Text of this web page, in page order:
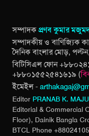
সম্পাদকপ্রণব কুমার
সম্পাদকীয় ও বাণিজ্যিক
দৈনিক বাংলার মোড়,
বিটিসিএল ফোন
+৮৮০১৫৫২৫৪১৬১৯ (
ইমেইল -
Editor PRANAB K.
Editorial & Commercial
Floor), Dainik Bangla
BTCL Phone